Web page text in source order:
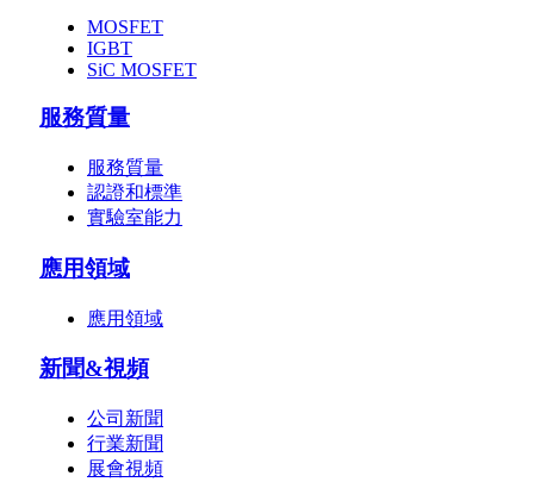
MOSFET
IGBT
SiC MOSFET
服務質量
服務質量
認證和標準
實驗室能力
應用領域
應用領域
新聞&視頻
公司新聞
行業新聞
展會視頻